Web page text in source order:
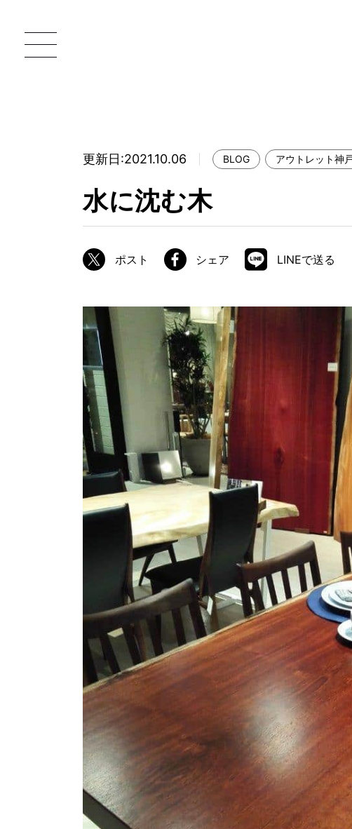
MOKUBA について
製造工程
加工技術
ATELIER MOKUBAの一枚板テーブル
ATELIER MOKUBAの一枚板×異素材
特別なダイニングチェア
一枚板用のテーブル脚
樹種紹介
コーディネート集
メンテナンス方法
吉祥寺
名古屋
大阪梅
アウト
大川ギ
天神ギ
公式オ
WEB
更新日:2021.10.06 BLOG アウトレット神
水に沈む木
ポスト シェア LINEで送る